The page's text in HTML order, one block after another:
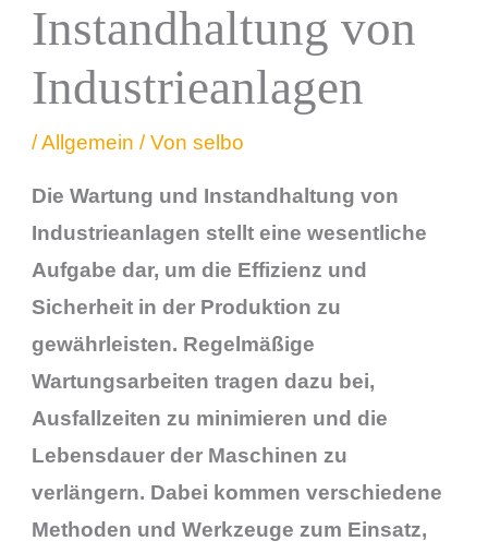
Instandhaltung von
Industrieanlagen
/Allgemein / Vonselbo
Die Wartung und Instandhaltung von
Industrieanlagen stellt eine wesentliche
Aufgabe dar, um die Effizienz und
Sicherheit in der Produktion zu
gewährleisten. Regelmäßige
Wartungsarbeiten tragen dazu bei,
Ausfallzeiten zu minimieren und die
Lebensdauer der Maschinen zu
verlängern. Dabei kommen verschiedene
Methoden und Werkzeuge zum Einsatz,